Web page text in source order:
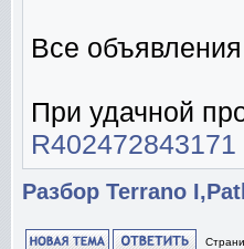
Все
При удачной
R402472843171
Разбор Terrano